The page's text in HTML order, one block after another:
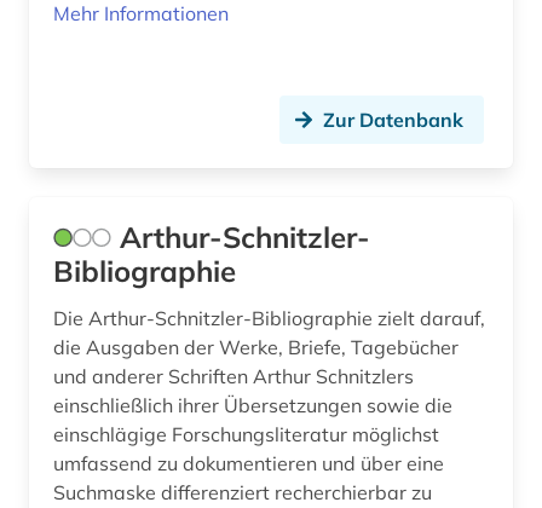
bibliographie 1900-2000 (1)
bibliographie 1964-1999 (1)
bibliographie mit abstracts und volltexten (1)
bibliographische quellen (1)
bibliographische zeitschrift (1)
bibliograpie (1)
Mehr Informationen
Zur Datenbank
Arthur-Schnitzler-
Bibliographie
Die Arthur-Schnitzler-Bibliographie zielt darauf,
die Ausgaben der Werke, Briefe, Tagebücher
und anderer Schriften Arthur Schnitzlers
einschließlich ihrer Übersetzungen sowie die
einschlägige Forschungsliteratur möglichst
umfassend zu dokumentieren und über eine
Suchmaske differenziert recherchierbar zu